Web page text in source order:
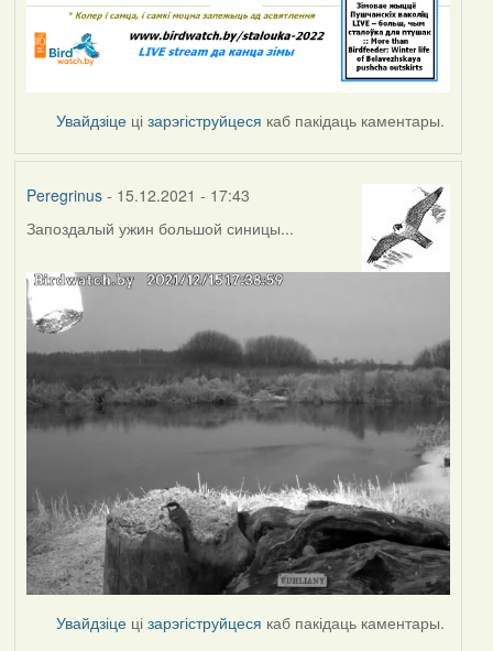
Увайдзіце цізарэгіструйцеся каб пакідаць каментары.
Peregrinus- 15.12.2021 - 17:43
Запоздалый ужин большой синицы...
Увайдзіце цізарэгіструйцеся каб пакідаць каментары.